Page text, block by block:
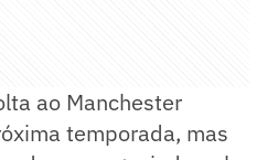
ao Manchester
temporada, mas